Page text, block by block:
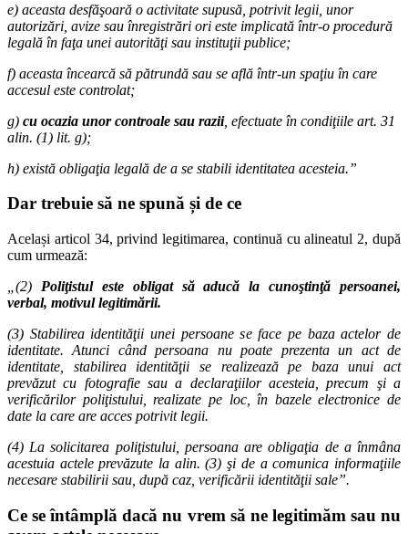
e) aceasta desfăşoară o activitate supusă, potrivit legii, unor
autorizări, avize sau înregistrări ori este implicată într-o procedură
legală în faţa unei autorităţi sau instituţii publice;
f) aceasta încearcă să pătrundă sau se află într-un spaţiu în care
accesul este controlat;
g) cu ocazia unor controale sau razii, efectuate în condiţiile art. 31
alin. (1) lit. g);
h) există obligaţia legală de a se stabili identitatea acesteia.”
Dar trebuie să ne spună și de ce
Același articol 34, privind legitimarea, continuă cu alineatul 2, după
cum urmează:
„(2) Poliţistul este obligat să aducă la cunoştinţă persoanei,
verbal, motivul legitimării.
(3) Stabilirea identităţii unei persoane se face pe baza actelor de
identitate. Atunci când persoana nu poate prezenta un act de
identitate, stabilirea identităţii se realizează pe baza unui act
prevăzut cu fotografie sau a declaraţiilor acesteia, precum şi a
verificărilor poliţistului, realizate pe loc, în bazele electronice de
date la care are acces potrivit legii.
(4) La solicitarea poliţistului, persoana are obligaţia de a înmâna
acestuia actele prevăzute la alin. (3) şi de a comunica informaţiile
necesare stabilirii sau, după caz, verificării identităţii sale”.
Ce se întâmplă dacă nu vrem să ne legitimăm sau nu